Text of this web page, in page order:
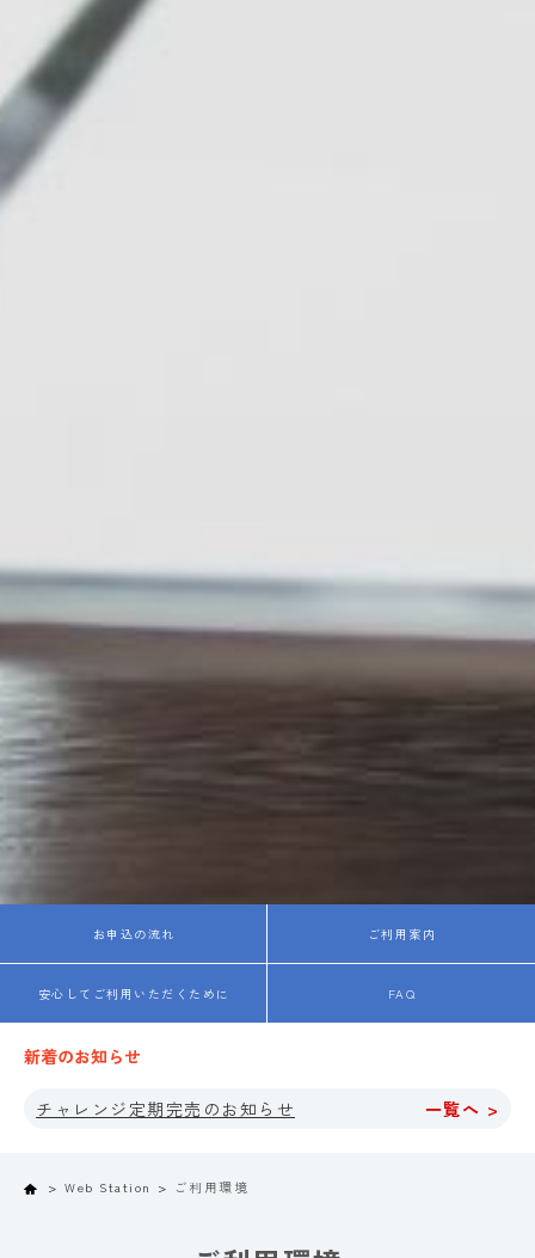
お申込の流れ ご利用案内
安心してご利用いただくために FAQ
新着のお知らせ
チャレンジ定期完売のお知らせ 一覧へ >
HomeWeb Station ご利用環境